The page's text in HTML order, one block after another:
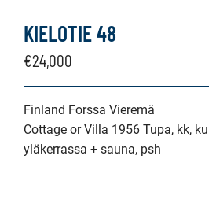
KIELOTIE 48
€24,000
Finland Forssa Vieremä
Cottage or Villa 1956 Tupa, kk,
yläkerrassa + sauna, psh